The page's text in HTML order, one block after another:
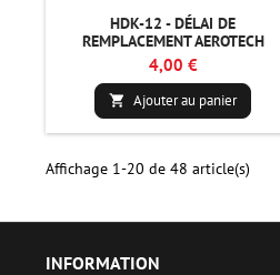
HDK-12 - DÉLAI DE
REMPLACEMENT AEROTECH
4,00 €
 Ajouter au panier
Affichage 1-20 de 48 article(s)
INFORMATION